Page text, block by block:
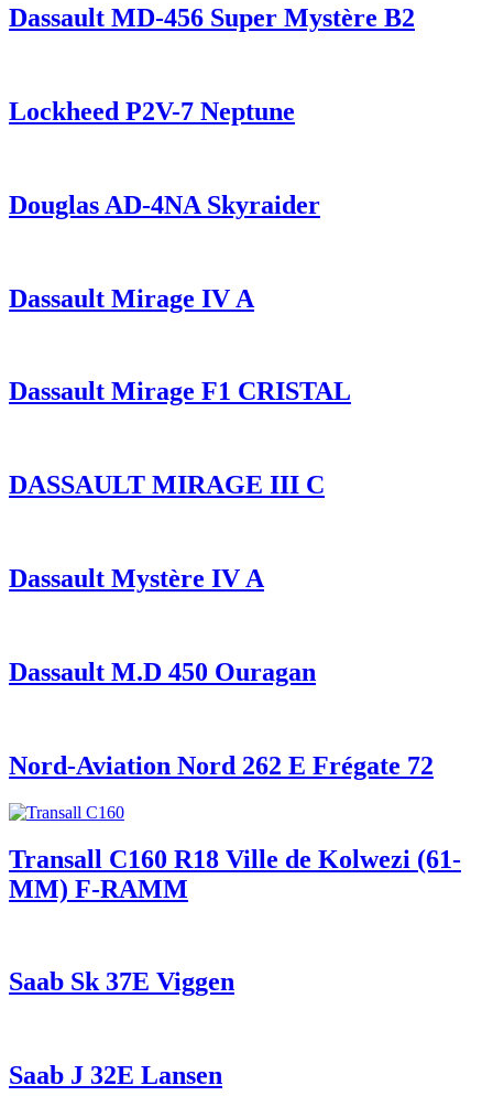
Dassault MD-456 Super Mystère B2
Lockheed P2V-7 Neptune
Douglas AD-4NA Skyraider
Dassault Mirage IV A
Dassault Mirage F1 CRISTAL
DASSAULT MIRAGE III C
Dassault Mystère IV A
Dassault M.D 450 Ouragan
Nord-Aviation Nord 262 E Frégate 72
Transall C160 R18 Ville de Kolwezi (61-
MM) F-RAMM
Saab Sk 37E Viggen
Saab J 32E Lansen